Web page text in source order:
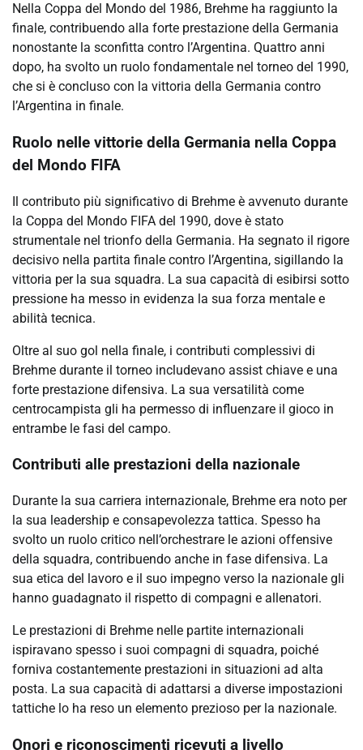
Nella Coppa del Mondo del 1986, Brehme ha raggiunto la
finale, contribuendo alla forte prestazione della Germania
nonostante la sconfitta contro l’Argentina. Quattro anni
dopo, ha svolto un ruolo fondamentale nel torneo del 1990,
che si è concluso con la vittoria della Germania contro
l’Argentina in finale.
Ruolo nelle vittorie della Germania nella Coppa
del Mondo FIFA
Il contributo più significativo di Brehme è avvenuto durante
la Coppa del Mondo FIFA del 1990, dove è stato
strumentale nel trionfo della Germania. Ha segnato il rigore
decisivo nella partita finale contro l’Argentina, sigillando la
vittoria per la sua squadra. La sua capacità di esibirsi sotto
pressione ha messo in evidenza la sua forza mentale e
abilità tecnica.
Oltre al suo gol nella finale, i contributi complessivi di
Brehme durante il torneo includevano assist chiave e una
forte prestazione difensiva. La sua versatilità come
centrocampista gli ha permesso di influenzare il gioco in
entrambe le fasi del campo.
Contributi alle prestazioni della nazionale
Durante la sua carriera internazionale, Brehme era noto per
la sua leadership e consapevolezza tattica. Spesso ha
svolto un ruolo critico nell’orchestrare le azioni offensive
della squadra, contribuendo anche in fase difensiva. La
sua etica del lavoro e il suo impegno verso la nazionale gli
hanno guadagnato il rispetto di compagni e allenatori.
Le prestazioni di Brehme nelle partite internazionali
ispiravano spesso i suoi compagni di squadra, poiché
forniva costantemente prestazioni in situazioni ad alta
posta. La sua capacità di adattarsi a diverse impostazioni
tattiche lo ha reso un elemento prezioso per la nazionale.
Onori e riconoscimenti ricevuti a livello